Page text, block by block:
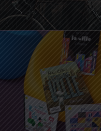
12 Juin 2021 10:30 11:30
ville en livres / bébés
lecteurs